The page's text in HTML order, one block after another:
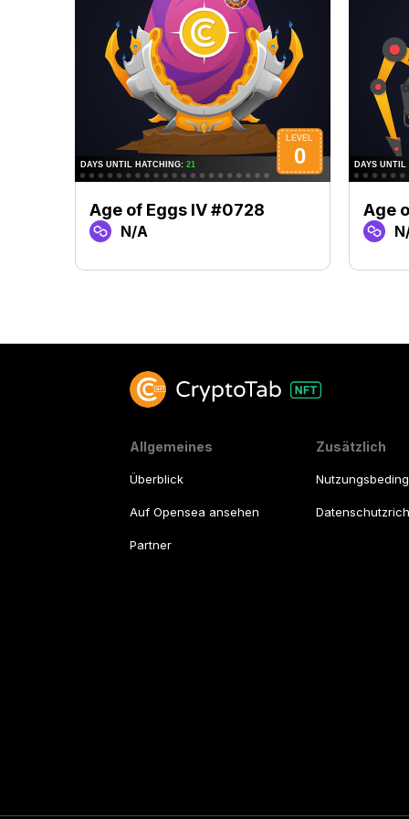
Age of Eggs IV #0728
N/A
Age
Allgemeines
Überblick
Auf Opensea ansehen
Partner
Zusätzlich